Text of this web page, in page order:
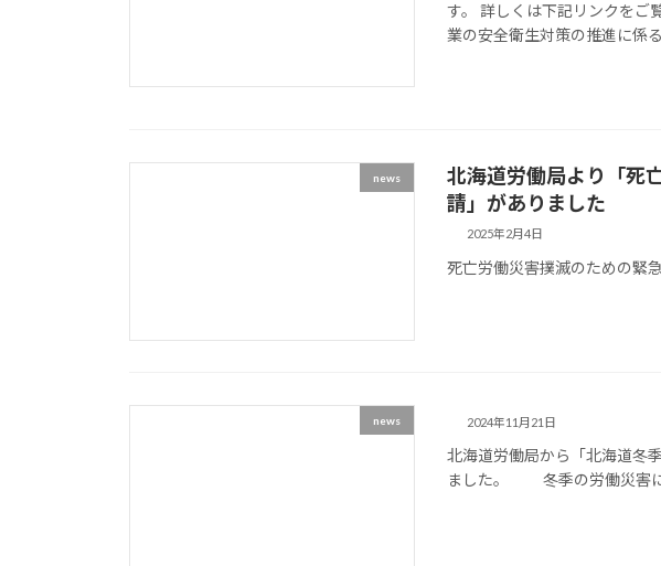
す。 詳しくは下記リンクをご
業の安全衛生対策の推進に係る
news
北海道労働局より「死
請」がありました
2025年2月4日
死亡労働災害撲滅のための緊
news 2024年11月21日
北海道労働局から「北海道冬
ました。 冬季の労働災害